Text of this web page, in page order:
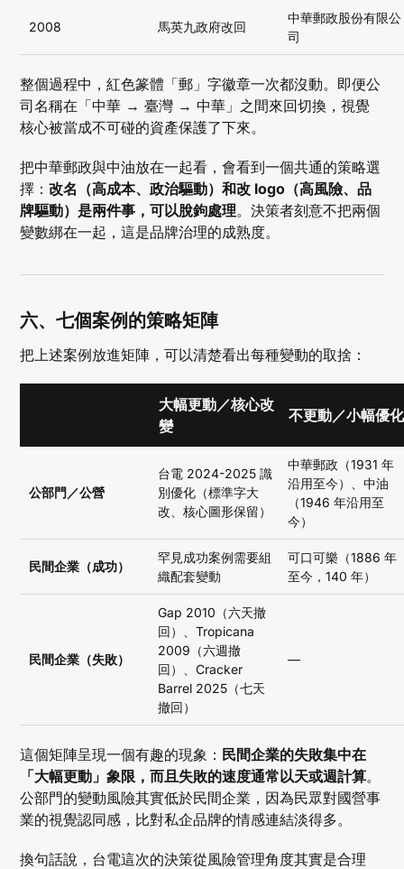
2008 馬英九政府改回
中華郵政股份有限公
司
整個過程中，紅色篆體「郵」字徽章一次都沒動。即便公
司名稱在「中華 → 臺灣 → 中華」之間來回切換，視覺
核心被當成不可碰的資產保護了下來。
把中華郵政與中油放在一起看，會看到一個共通的策略選
擇：改名（高成本、政治驅動）和改 logo（高風險、品
牌驅動）是兩件事，可以脫鉤處理。決策者刻意不把兩個
變數綁在一起，這是品牌治理的成熟度。
六、七個案例的策略矩陣
把上述案例放進矩陣，可以清楚看出每種變動的取捨：
大幅更動／核心改
變
不更動／小幅優化
公部門／公營
台電 2024-2025 識
別優化（標準字大
改、核心圖形保留）
中華郵政（1931 年
沿用至今）、中油
（1946 年沿用至
今）
民間企業（成功）
罕見成功案例需要組
織配套變動
可口可樂（1886 年
至今，140 年）
民間企業（失敗）
Gap 2010（六天撤
回）、Tropicana
2009（六週撤
回）、Cracker
Barrel 2025（七天
撤回）
—
這個矩陣呈現一個有趣的現象： 民間企業的失敗集中在
「大幅更動」象限，而且失敗的速度通常以天或週計算。
公部門的變動風險其實低於民間企業，因為民眾對國營事
業的視覺認同感，比對私企品牌的情感連結淡得多。
換句話說，台電這次的決策從風險管理角度其實是合理